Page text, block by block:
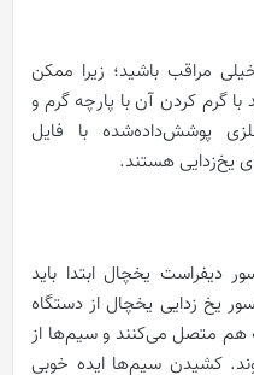
مراقب باشید؛ زیرا ممکن
گرم کردن آن با پارچه گرم و
پوشش‌داده‌شده با فایل
یخ‌زدایی هستند.
دیفراست یخچال ابتدا باید
یخ زدایی یخچال از دستگاه
هم متصل می‌کنند و سیم‌ها از
کشیدن سیم‌ها ایده خوبی